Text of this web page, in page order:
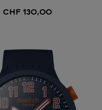
CHF 130,00